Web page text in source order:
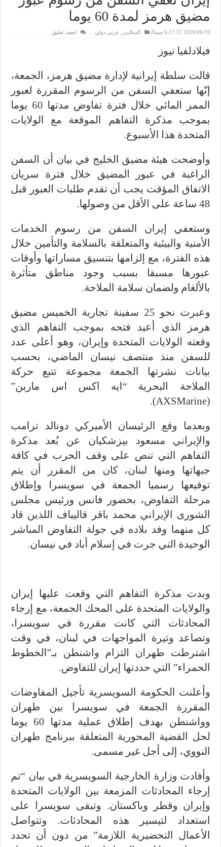
مضيق هرمز لمدة 60 يوما
2026/06/19 6:17:37 مساءً السلايدر عربي دولي اضف تعليق
فيلادلفيا نيوز
قالت سلطة إيرانية لإدارة مضيق هرمز، الجمعة،
إنّها ستعفي السفن من الرسوم المقررة لعبور
الممر المائي خلال فترة تفاوض مدتها 60 يوما
بموجب مذكرة التفاهم الموقعة مع الولايات
المتحدة هذا الأسبوع.
وأوضحت هيئة مضيق الخليج في بيان أن السفن
الراغبة في عبور المضيق خلال فترة سريان
الاتفاق المؤقت يجب أن تقدم طلبات العبور قبل
48 ساعة على الأقل من وصولها.
وستعفي إيران السفن من رسوم الخدمات
الأمنية والبيئية والمتعلقة بالسلامة والتأمين خلال
هذه الفترة، مع إلزامها بتنسيق مساراتها وأوقات
عبورها مسبقا بسبب وجود مناطق متأثرة
بالألغام ولضمان سلامة الملاحة.
وعبرت نحو 25 سفينة تجارية الخميس مضيق
هرمز الذي أعيد فتحه بموجب التفاهم الذي
وقعته الولايات المتحدة وإيران، وهو أعلى عدد
للسفن منذ منتصف نيسان الماضي، بحسب
بيانات نشرتها الجمعة مجموعة تتبع حركة
الملاحة البحرية “ايه اكس اس مارين”
(AXSMarine).
وبعدما وقع الرئيسان الأميركي دونالد ترامب
والإيراني مسعود بيزشكيان عن بُعد مذكرة
التفاهم التي تنص على وقف الحرب في كافة
جبهاتها ومنها لبنان، كان من المقرر أن يتم
توقيعها رسميا الجمعة في سويسرا وإطلاق
مرحلة التفاوض، بحضور فانس ورئيس مجلس
الشورى الإيراني محمد باقر قاليباف اللذين قاد
كل منهما وفد بلاده في جولة التفاوض المباشر
الوحيدة التي جرت في إسلام أباد في نيسان.
وبدت مذكرة التفاهم التي وقعت عليها إيران
والولايات المتحدة على المحك الجمعة، مع إرجاء
المحادثات التي كانت مقررة في سويسرا،
وتصاعد وتيرة المواجهات في لبنان، في وقت
اشترطت طهران التزام واشنطن بـ”الخطوط
الحمراء” التي حددتها إيران للتفاوض.
وأعلنت الحكومة السويسرية تأجيل المفاوضات
المقررة الجمعة في سويسرا بين طهران
وواشنطن بهدف إطلاق عملية مدتها 60 يوما
لحل القضية المحورية المتعلقة ببرنامج طهران
النووي، إلى أجل غير مسمى.
وأفادت وزارة الخارجية السويسرية في بيان “تم
إرجاء المحادثات المزمعة بين الولايات المتحدة
وإيران وقطر وباكستان. وتبقى سويسرا على
استعداد لتيسير هذه المحادثات. وتتواصل
الأعمال التحضيرية اللازمة” من دون أن تحدد